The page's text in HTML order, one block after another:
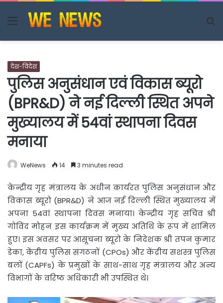
Menu
देश-विदेश
पुलिस अनुसंधान एवं विकास ब्यूरो
(BPR&D) ने नई दिल्ली स्थित अपने
मुख्यालय में 54वां स्थापना दिवस
मनाया
WeNews 14 3 minutes read
केन्द्रीय गृह मंत्रालय के अधीन कार्यरत पुलिस अनुसंधान और
विकास ब्यूरो (BPR&D) ने आज नई दिल्ली स्थित मुख्यालय में
अपना 54वां स्थापना दिवस मनाया। केन्द्रीय गृह सचिव श्री
गोविंद मोहन इस कार्यक्रम में मुख्य अतिथि के रूप में शामिल
हुए। इस अवसर पर आसूचना ब्यूरो के निदेशक श्री तपन कुमार
डेका, केंद्रीय पुलिस संगठनों (CPOs) और केंद्रीय सशस्त्र पुलिस
बलों (CAPFs) के प्रमुखों के साथ-साथ गृह मंत्रालय और अन्य
विभागों के वरिष्ठ अधिकारी भी उपस्थित थे।